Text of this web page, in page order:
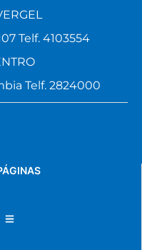
Telf. 4103554
Telf. 2824000